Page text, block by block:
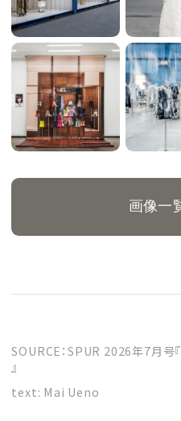
画像一
SOURCE：SPUR 2026年7月
』
text: Mai Ueno